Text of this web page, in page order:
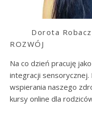
Dorota
ROZWÓJ
Na co dzień pracuję
integracji
wspierania naszego
kursy online dla